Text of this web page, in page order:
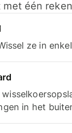
één
ze in
in het